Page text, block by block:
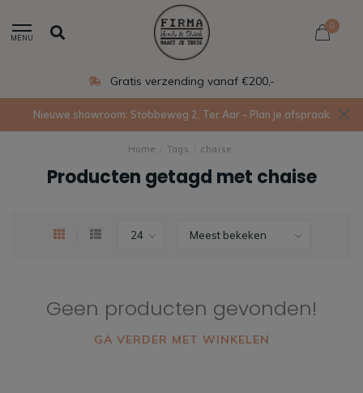
MENU
0
Gratis verzending vanaf €200,-
Nieuwe showroom: Stobbeweg 2, Ter Aar - Plan je afspraak
Home Tags chaise
Producten getagd met chaise
Geen producten gevonden!
GA VERDER MET WINKELEN